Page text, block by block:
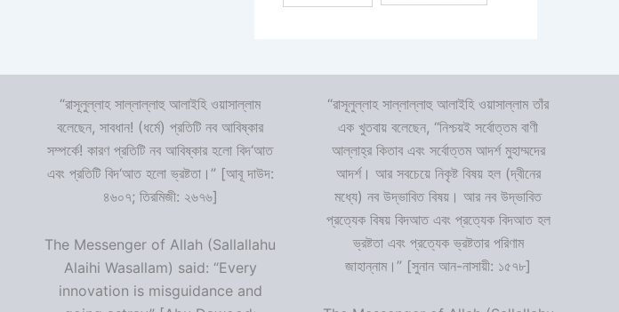
“রাসূলুল্লাহ সাল্লাল্লাহু আলাইহি ওয়াসাল্লাম
বলেছেন, সাবধান! (ধর্মে) প্রতিটি নব আবিষ্কার
সম্পর্কে! কারণ প্রতিটি নব আবিষ্কার হলো বিদ‘আত
এবং প্রতিটি বিদ‘আত হলো ভ্রষ্টতা।” [আবূ দাউদ:
৪৬০৭; তিরমিজী: ২৬৭৬]
The Messenger of Allah (Sallallahu
Alaihi Wasallam) said: “Every
innovation is misguidance and
“রাসূলুল্লাহ সাল্লাল্লাহু আলাইহি ওয়াসাল্লাম তাঁর
এক খুতবায় বলেছেন, “নিশ্চয়ই সর্বোত্তম বাণী
আল্লাহ্‌র কিতাব এবং সর্বোত্তম আদর্শ মুহাম্মদের
আদর্শ। আর সবচেয়ে নিকৃষ্ট বিষয় হল (দ্বীনের
মধ্যে) নব উদ্ভাবিত বিষয়। আর নব উদ্ভাবিত
প্রত্যেক বিষয় বিদআত এবং প্রত্যেক বিদআত হল
ভ্রষ্টতা এবং প্রত্যেক ভ্রষ্টতার পরিণাম
জাহান্নাম।” [সুনান আন-নাসায়ী: ১৫৭৮]